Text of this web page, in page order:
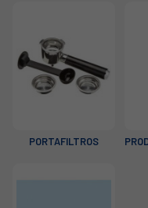
PORTAFILTROS